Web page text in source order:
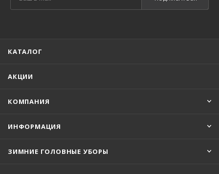
КАТАЛОГ
АКЦИИ
КОМПАНИЯ
ИНФОРМАЦИЯ
ЗИМНИЕ ГОЛОВНЫЕ УБОРЫ